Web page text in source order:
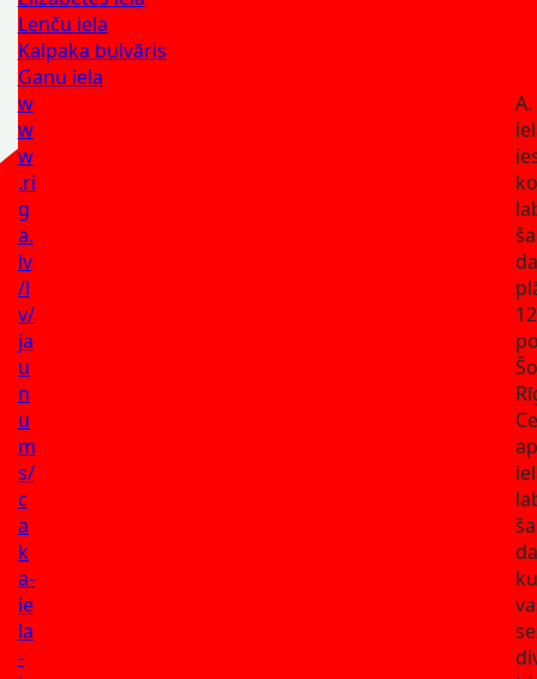
Lenču iela
Kalpaka bulvāris
Ganu iela
w
w
w
.ri
g
a.
lv
/l
v/
ja
u
n
u
m
s/
c
a
k
a-
ie
la
-